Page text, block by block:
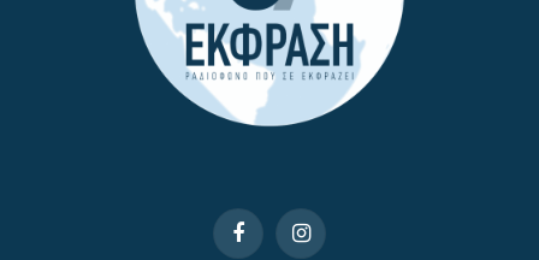
FacebookInstagram